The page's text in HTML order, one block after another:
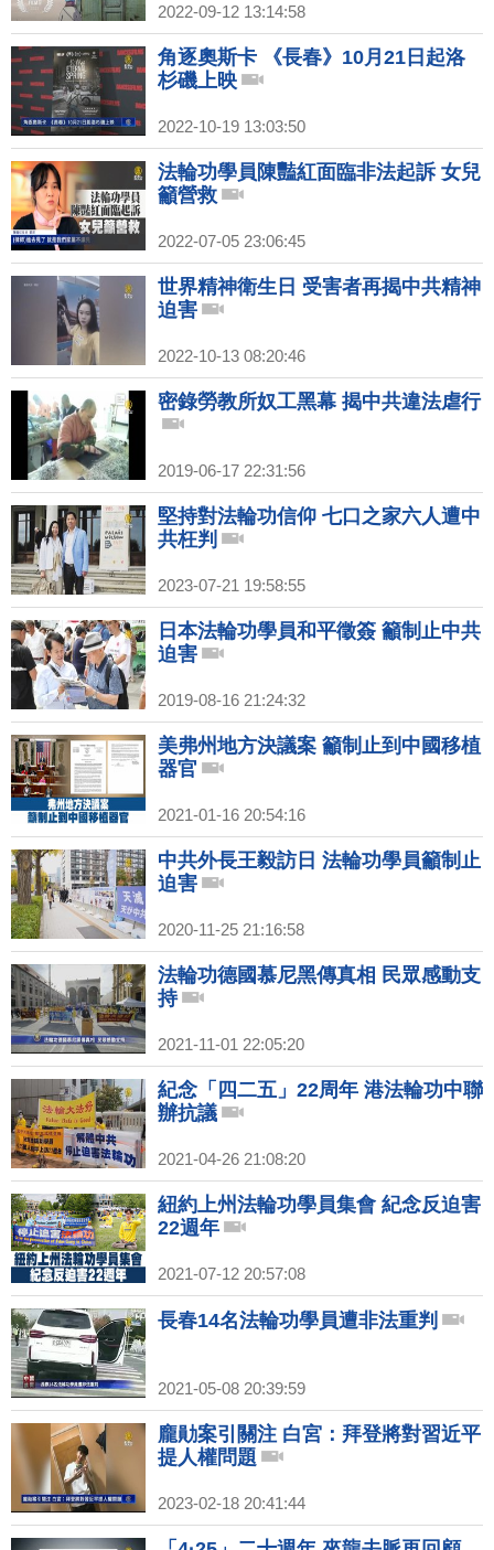
2022-09-12 13:14:58
角逐奧斯卡 《長春》10月21日起洛
杉磯上映
2022-10-19 13:03:50
法輪功學員陳豔紅面臨非法起訴 女兒
籲營救
2022-07-05 23:06:45
世界精神衛生日 受害者再揭中共精神
迫害
2022-10-13 08:20:46
密錄勞教所奴工黑幕 揭中共違法虐行
2019-06-17 22:31:56
堅持對法輪功信仰 七口之家六人遭中
共枉判
2023-07-21 19:58:55
日本法輪功學員和平徵簽 籲制止中共
迫害
2019-08-16 21:24:32
美弗州地方決議案 籲制止到中國移植
器官
2021-01-16 20:54:16
中共外長王毅訪日 法輪功學員籲制止
迫害
2020-11-25 21:16:58
法輪功德國慕尼黑傳真相 民眾感動支
持
2021-11-01 22:05:20
紀念「四二五」22周年 港法輪功中聯
辦抗議
2021-04-26 21:08:20
紐約上州法輪功學員集會 紀念反迫害
22週年
2021-07-12 20:57:08
長春14名法輪功學員遭非法重判
2021-05-08 20:39:59
龐勛案引關注 白宮：拜登將對習近平
提人權問題
2023-02-18 20:41:44